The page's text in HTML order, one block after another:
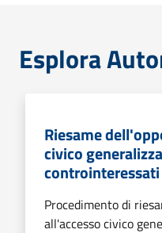
Esplora
Riesame
civico
controinteressati
Procedimento di
all'accesso civico